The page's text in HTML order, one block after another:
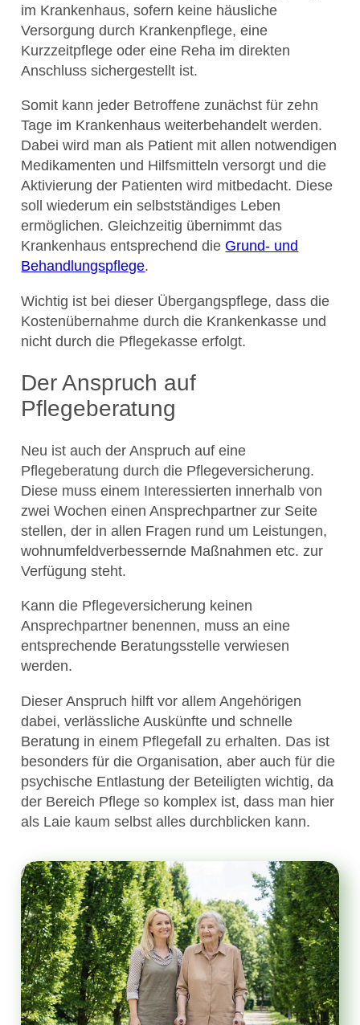
im Krankenhaus, sofern keine häusliche
Versorgung durch Krankenpflege, eine
Kurzzeitpflege oder eine Reha im direkten
Anschluss sichergestellt ist.
Somit kann jeder Betroffene zunächst für zehn
Tage im Krankenhaus weiterbehandelt werden.
Dabei wird man als Patient mit allen notwendigen
Medikamenten und Hilfsmitteln versorgt und die
Aktivierung der Patienten wird mitbedacht. Diese
soll wiederum ein selbstständiges Leben
ermöglichen. Gleichzeitig übernimmt das
Krankenhaus entsprechend die Grund- und
Behandlungspflege.
Wichtig ist bei dieser Übergangspflege, dass die
Kostenübernahme durch die Krankenkasse und
nicht durch die Pflegekasse erfolgt.
Der Anspruch auf
Pflegeberatung
Neu ist auch der Anspruch auf eine
Pflegeberatung durch die Pflegeversicherung.
Diese muss einem Interessierten innerhalb von
zwei Wochen einen Ansprechpartner zur Seite
stellen, der in allen Fragen rund um Leistungen,
wohnumfeldverbessernde Maßnahmen etc. zur
Verfügung steht.
Kann die Pflegeversicherung keinen
Ansprechpartner benennen, muss an eine
entsprechende Beratungsstelle verwiesen
werden.
Dieser Anspruch hilft vor allem Angehörigen
dabei, verlässliche Auskünfte und schnelle
Beratung in einem Pflegefall zu erhalten. Das ist
besonders für die Organisation, aber auch für die
psychische Entlastung der Beteiligten wichtig, da
der Bereich Pflege so komplex ist, dass man hier
als Laie kaum selbst alles durchblicken kann.